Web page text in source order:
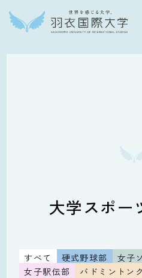
大学スポー
すべて 硬式野球部
女子
女子駅伝部
バドミントン